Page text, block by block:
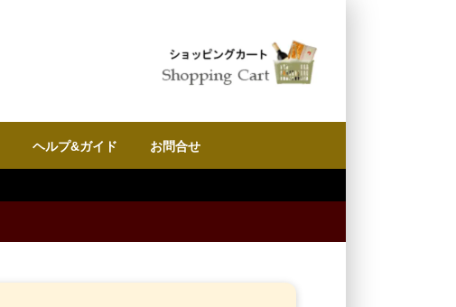
ヘルプ&ガイド お問合せ